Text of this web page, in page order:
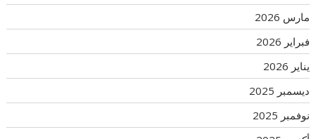
مارس 2026
فبراير 2026
يناير 2026
ديسمبر 2025
نوفمبر 2025